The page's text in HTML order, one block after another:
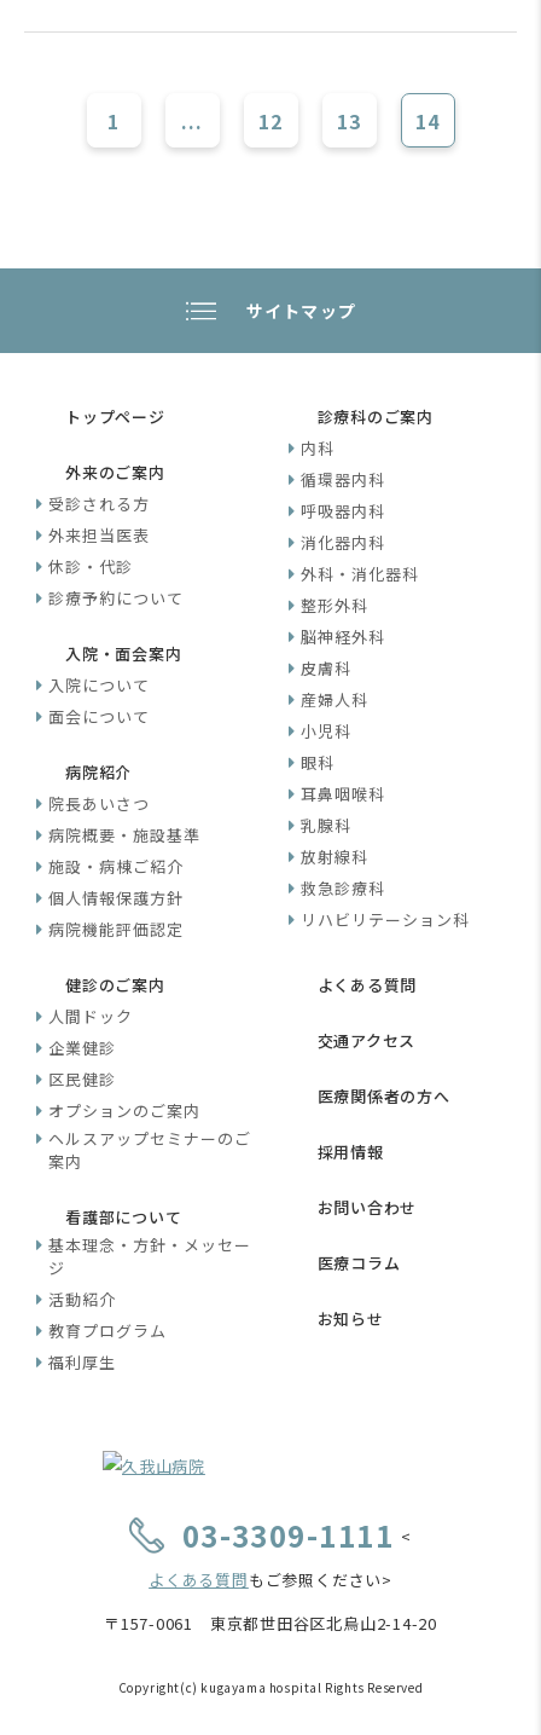
1 ... 12 13 14
サイトマップ
トップページ
外来のご案内
受診される方
外来担当医表
休診・代診
診療予約について
入院・面会案内
入院について
面会について
病院紹介
院長あいさつ
病院概要・施設基準
施設・病棟ご紹介
個人情報保護方針
病院機能評価認定
診療科のご案内
内科
循環器内科
呼吸器内科
消化器内科
外科・消化器科
整形外科
脳神経外科
皮膚科
産婦人科
小児科
眼科
耳鼻咽喉科
乳腺科
放射線科
救急診療科
リハビリテーション科
健診のご案内
人間ドック
企業健診
区民健診
オプションのご案内
ヘルスアップセミナーのご
案内
看護部について
基本理念・方針・メッセー
ジ
活動紹介
教育プログラム
福利厚生
よくある質問
交通アクセス
医療関係者の方へ
採用情報
お問い合わせ
医療コラム
お知らせ
03-3309-1111 <
よくある質問もご参照ください>
〒157-0061 東京都世田谷区北烏山2-14-20
Copyright(c) kugayama hospital Rights Reserved